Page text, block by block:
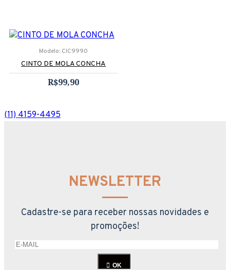
Modelo: CIC9990
CINTO DE MOLA CONCHA
R$99,90
(11) 4159-4495
NEWSLETTER
Cadastre-se para receber nossas novidades e
promoções!
OK